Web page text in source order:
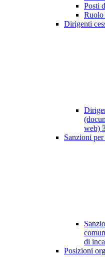
Posti
Ruolo
Dirigenti
web)
Sanzioni
di
Posizioni